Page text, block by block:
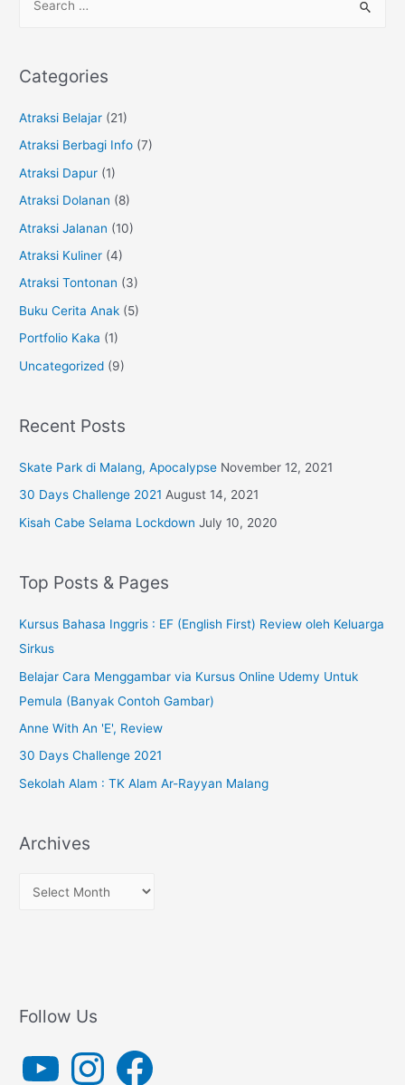
r
h
f
o
Categories
Atraksi Belajar (21)
Atraksi Berbagi Info (7)
Atraksi Dapur (1)
Atraksi Dolanan (8)
Atraksi Jalanan (10)
Atraksi Kuliner (4)
Atraksi Tontonan (3)
Buku Cerita Anak (5)
Portfolio Kaka (1)
Uncategorized (9)
Recent Posts
Skate Park di Malang, Apocalypse November 12, 2021
30 Days Challenge 2021 August 14, 2021
Kisah Cabe Selama Lockdown July 10, 2020
Top Posts & Pages
Kursus Bahasa Inggris : EF (English First) Review oleh Keluarga
Sirkus
Belajar Cara Menggambar via Kursus Online Udemy Untuk
Pemula (Banyak Contoh Gambar)
Anne With An 'E', Review
30 Days Challenge 2021
Sekolah Alam : TK Alam Ar-Rayyan Malang
Archives
v
s
Follow Us
o
u
n
s
a
c